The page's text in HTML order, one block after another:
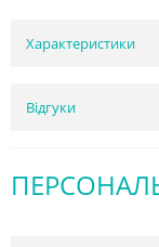
Характеристики
Відгуки